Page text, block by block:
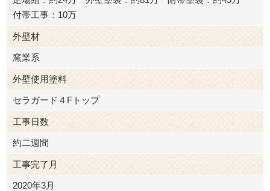
付帯工事：10万
外壁材
窯業系
外壁使用塗料
セラガード４Fトップ
工事日数
約二週間
工事完了月
2020年3月